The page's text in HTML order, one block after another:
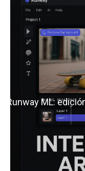
Runway ML: